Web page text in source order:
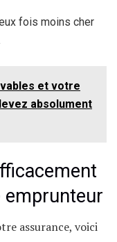
fois moins cher
et votre
absolument
emprunteur
assurance, voici